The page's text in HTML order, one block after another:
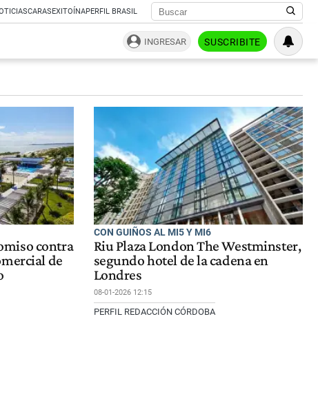
CARASEXITOÍNAPERFIL BRASIL
INGRESAR SUSCRIBITE
contra
de
CON GUIÑOS AL MI5 Y MI6
Riu Plaza London The Westminster,
segundo hotel de la cadena en
Londres
08-01-2026 12:15
PERFIL REDACCIÓN CÓRDOBA